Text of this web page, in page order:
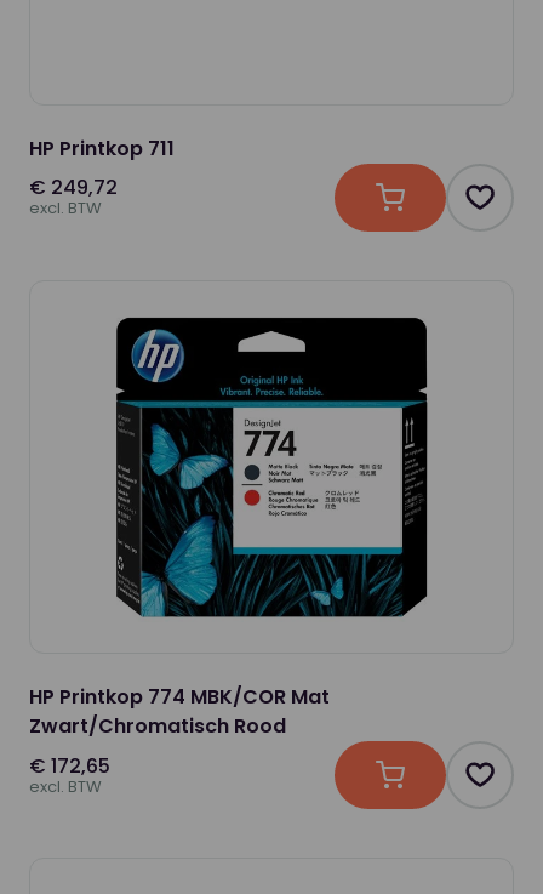
HP Printkop 711
€ 249,72
excl. BTW In winkelwagen
HP Printkop 774 MBK/COR Mat
Zwart/Chromatisch Rood
€ 172,65
excl. BTW In winkelwagen